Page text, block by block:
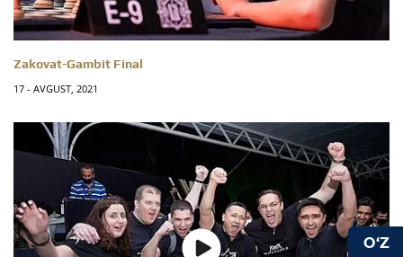
Zakovat-Gambit Final
17 - AVGUST, 2021
O‘Z